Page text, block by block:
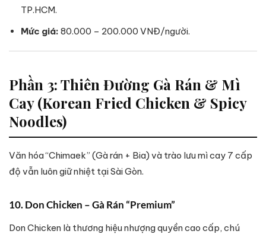
TP.HCM.
Mức giá: 80.000 – 200.000 VNĐ/người.
Phần 3: Thiên Đường Gà Rán & Mì
Cay (Korean Fried Chicken & Spicy
Noodles)
Văn hóa “Chimaek” (Gà rán + Bia) và trào lưu mì cay 7 cấp
độ vẫn luôn giữ nhiệt tại Sài Gòn.
10. Don Chicken – Gà Rán “Premium”
Don Chicken là thương hiệu nhượng quyền cao cấp, chú